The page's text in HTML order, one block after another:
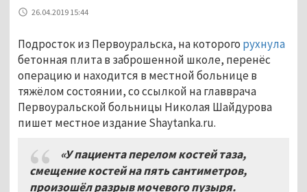
26.04.2019 15:44
Подросток из Первоуральска, на которого рухнула
бетонная плита в заброшенной школе, перенёс
операцию и находится в местной больнице в
тяжёлом состоянии, со ссылкой на главврача
Первоуральской больницы Николая Шайдурова
пишет местное издание Shaytanka.ru.
«У пациента перелом костей таза,
смещение костей на пять сантиметров,
произошёл разрыв мочевого пузыря.